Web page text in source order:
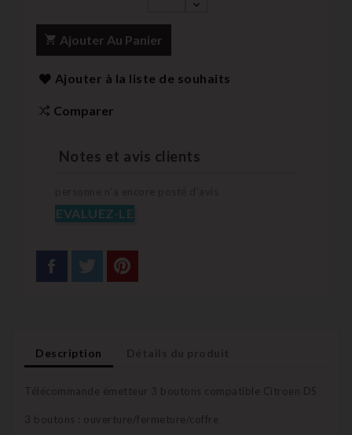
Ajouter Au Panier
Ajouter à la liste de souhaits
Comparer
Notes et avis clients
EVALUEZ-LE
Description
Télécommande émetteur 3 boutons compatible Citroen DS
3 boutons : ouverture/fermeture/coffre